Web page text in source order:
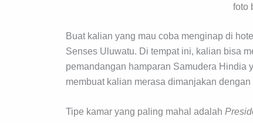
foto
Buat kalian yang mau coba menginap di
Senses Uluwatu. Di tempat ini, kalian bisa
pemandangan hamparan Samudera Hindia
membuat kalian merasa dimanjakan
Tipe kamar yang paling mahal adalah